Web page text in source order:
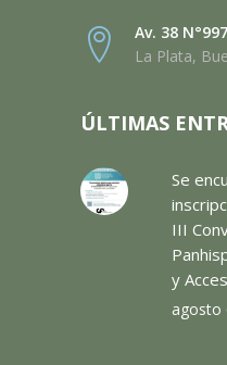
Av. 38
La Plata,
ÚLTIMAS
Se
III
y
agosto